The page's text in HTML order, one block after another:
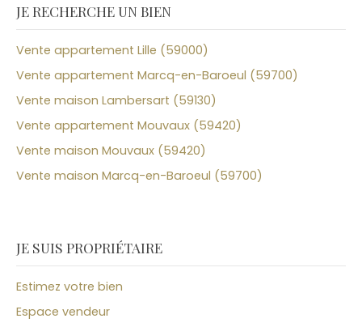
JE RECHERCHE UN BIEN
Vente appartement Lille (59000)
Vente appartement Marcq-en-Baroeul (59700)
Vente maison Lambersart (59130)
Vente appartement Mouvaux (59420)
Vente maison Mouvaux (59420)
Vente maison Marcq-en-Baroeul (59700)
JE SUIS PROPRIÉTAIRE
Estimez votre bien
Espace vendeur